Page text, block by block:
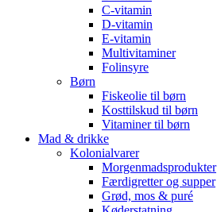
C-vitamin
D-vitamin
E-vitamin
Multivitaminer
Folinsyre
Børn
Fiskeolie til børn
Kosttilskud til børn
Vitaminer til børn
Mad & drikke
Kolonialvarer
Morgenmadsprodukter
Færdigretter og supper
Grød, mos & puré